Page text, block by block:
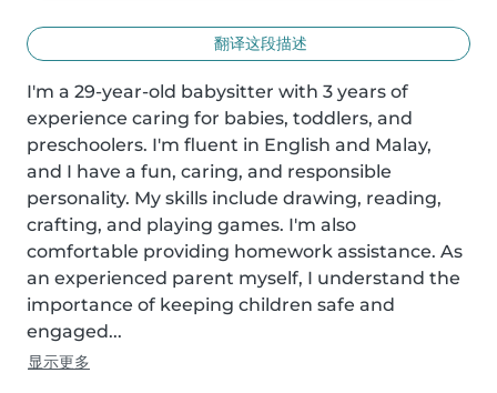
翻译这段描述
I'm a 29-year-old babysitter with 3 years of
experience caring for babies, toddlers, and
preschoolers. I'm fluent in English and Malay,
and I have a fun, caring, and responsible
personality. My skills include drawing, reading,
crafting, and playing games. I'm also
comfortable providing homework assistance. As
an experienced parent myself, I understand the
importance of keeping children safe and
engaged...
显示更多